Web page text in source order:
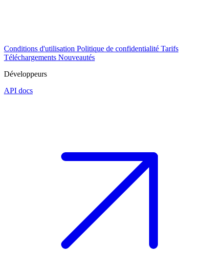
Conditions d'utilisation Politique de confidentialité Tarifs
Téléchargements Nouveautés
Développeurs
API docs